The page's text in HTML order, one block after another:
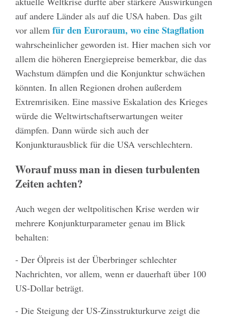
auf andere Länder als auf die USA haben. Das gilt
vor allemfür den Euroraum, wo eine Stagflation
wahrscheinlicher geworden ist. Hier machen sich vor
allem die höheren Energiepreise bemerkbar, die das
Wachstum dämpfen und die Konjunktur schwächen
könnten. In allen Regionen drohen außerdem
Extremrisiken. Eine massive Eskalation des Krieges
würde die Weltwirtschaftserwartungen weiter
dämpfen. Dann würde sich auch der
Konjunkturausblick für die USA verschlechtern.
Worauf muss man in diesen turbulenten
Zeiten achten?
Auch wegen der weltpolitischen Krise werden wir
mehrere Konjunkturparameter genau im Blick
behalten:
- Der Ölpreis ist der Überbringer schlechter
Nachrichten, vor allem, wenn er dauerhaft über 100
US-Dollar beträgt.
- Die Steigung der US-Zinsstrukturkurve zeigt die